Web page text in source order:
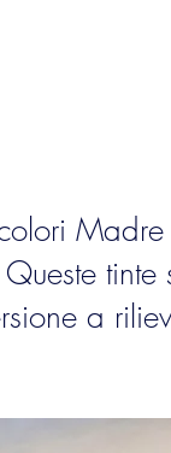
Madre
Queste
a